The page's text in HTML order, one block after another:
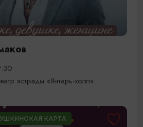
эстрады «Янтарь-холл»
КАРТА